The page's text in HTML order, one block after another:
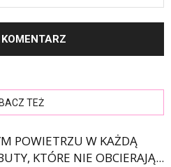
TEŻ
POWIETRZU W KAŻDĄ
KTÓRE NIE OBCIERAJĄ...